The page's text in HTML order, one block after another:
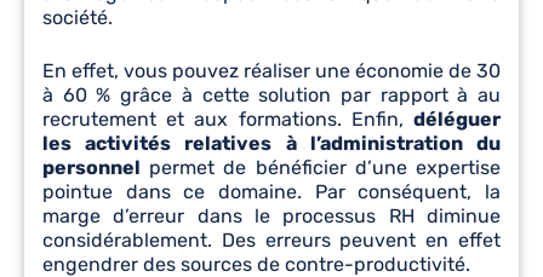
société.
En effet, vous pouvez réaliser une économie de 30
à 60 % grâce à cette solution par rapport à au
recrutement et aux formations. Enfin, déléguer
les activités relatives à l’administration du
personnel permet de bénéficier d’une expertise
pointue dans ce domaine. Par conséquent, la
marge d’erreur dans le processus RH diminue
considérablement. Des erreurs peuvent en effet
engendrer des sources de contre-productivité.